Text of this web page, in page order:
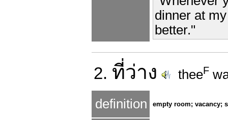
dinner at
better."
2. ที่ว่าง theeF
definition empty room; vacancy;